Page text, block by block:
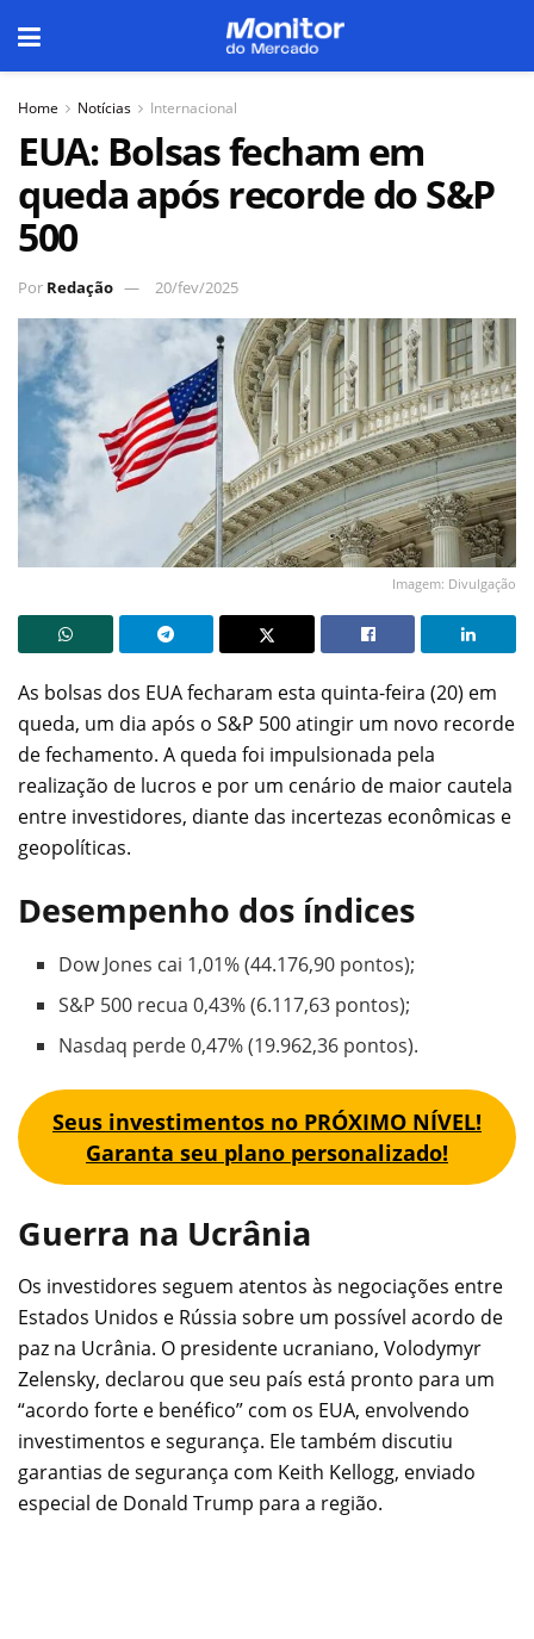
Home Notícias Internacional
EUA: Bolsas fecham em
queda após recorde do S&P
500
Por Redação 20/fev/2025
Imagem: Divulgação
As bolsas dos EUA fecharam esta quinta-feira (20) em
queda, um dia após o S&P 500 atingir um novo recorde
de fechamento. A queda foi impulsionada pela
realização de lucros e por um cenário de maior cautela
entre investidores, diante das incertezas econômicas e
geopolíticas.
Desempenho dos índices
Dow Jones cai 1,01% (44.176,90 pontos);
S&P 500 recua 0,43% (6.117,63 pontos);
Nasdaq perde 0,47% (19.962,36 pontos).
Seus investimentos no PRÓXIMO NÍVEL!
Garanta seu plano personalizado!
Guerra na Ucrânia
Os investidores seguem atentos às negociações entre
Estados Unidos e Rússia sobre um possível acordo de
paz na Ucrânia. O presidente ucraniano, Volodymyr
Zelensky, declarou que seu país está pronto para um
“acordo forte e benéfico” com os EUA, envolvendo
investimentos e segurança. Ele também discutiu
garantias de segurança com Keith Kellogg, enviado
especial de Donald Trump para a região.